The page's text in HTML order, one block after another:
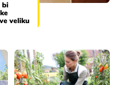
bi
veliku